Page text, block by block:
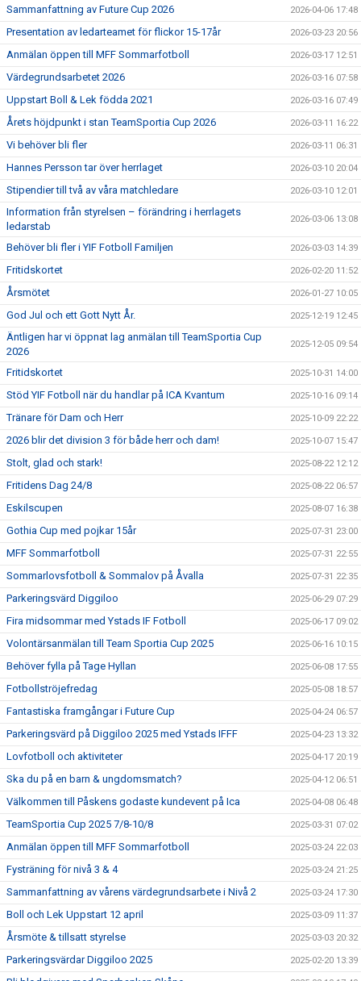
Sammanfattning av Future Cup 2026 2026-04-06 17:48
Presentation av ledarteamet för flickor 15-17år 2026-03-23 20:56
Anmälan öppen till MFF Sommarfotboll 2026-03-17 12:51
Värdegrundsarbetet 2026 2026-03-16 07:58
Uppstart Boll & Lek födda 2021 2026-03-16 07:49
Årets höjdpunkt i stan TeamSportia Cup 2026 2026-03-11 16:22
Vi behöver bli fler 2026-03-11 06:31
Hannes Persson tar över herrlaget 2026-03-10 20:04
Stipendier till två av våra matchledare 2026-03-10 12:01
Information från styrelsen – förändring i herrlagets
ledarstab
2026-03-06 13:08
Behöver bli fler i YIF Fotboll Familjen 2026-03-03 14:39
Fritidskortet 2026-02-20 11:52
Årsmötet 2026-01-27 10:05
God Jul och ett Gott Nytt År. 2025-12-19 12:45
Äntligen har vi öppnat lag anmälan till TeamSportia Cup
2026
2025-12-05 09:54
Fritidskortet 2025-10-31 14:00
Stöd YIF Fotboll när du handlar på ICA Kvantum 2025-10-16 09:14
Tränare för Dam och Herr 2025-10-09 22:22
2026 blir det division 3 för både herr och dam! 2025-10-07 15:47
Stolt, glad och stark! 2025-08-22 12:12
Fritidens Dag 24/8 2025-08-22 06:57
Eskilscupen 2025-08-07 16:38
Gothia Cup med pojkar 15år 2025-07-31 23:00
MFF Sommarfotboll 2025-07-31 22:55
Sommarlovsfotboll & Sommalov på Åvalla 2025-07-31 22:35
Parkeringsvärd Diggiloo 2025-06-29 07:29
Fira midsommar med Ystads IF Fotboll 2025-06-17 09:02
Volontärsanmälan till Team Sportia Cup 2025 2025-06-16 10:15
Behöver fylla på Tage Hyllan 2025-06-08 17:55
Fotbollströjefredag 2025-05-08 18:57
Fantastiska framgångar i Future Cup 2025-04-24 06:57
Parkeringsvärd på Diggiloo 2025 med Ystads IFFF 2025-04-23 13:32
Lovfotboll och aktiviteter 2025-04-17 20:19
Ska du på en barn & ungdomsmatch? 2025-04-12 06:51
Välkommen till Påskens godaste kundevent på Ica 2025-04-08 06:48
TeamSportia Cup 2025 7/8-10/8 2025-03-31 07:02
Anmälan öppen till MFF Sommarfotboll 2025-03-24 22:03
Fysträning för nivå 3 & 4 2025-03-24 21:25
Sammanfattning av vårens värdegrundsarbete i Nivå 2 2025-03-24 17:30
Boll och Lek Uppstart 12 april 2025-03-09 11:37
Årsmöte & tillsatt styrelse 2025-03-03 20:32
Parkeringsvärdar Diggiloo 2025 2025-02-20 13:39